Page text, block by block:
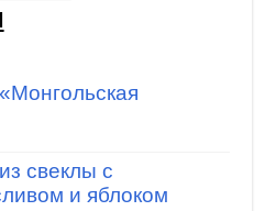
свеклы с
и яблоком